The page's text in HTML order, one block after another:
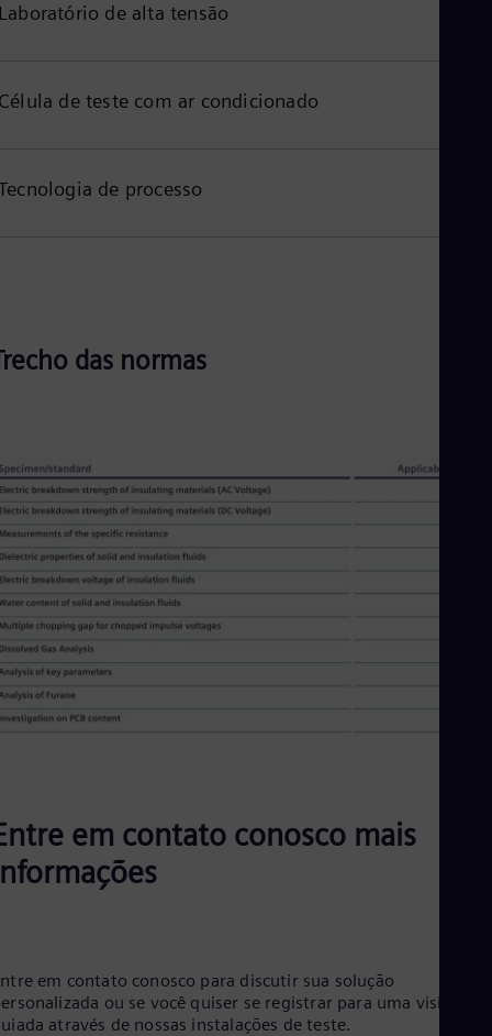
de alta tensão
de teste com ar condicionado
de processo
das normas
em contato conosco mais
em contato conosco para discutir sua solução
ou se você quiser se registrar para uma visita
através de nossas instalações de teste.